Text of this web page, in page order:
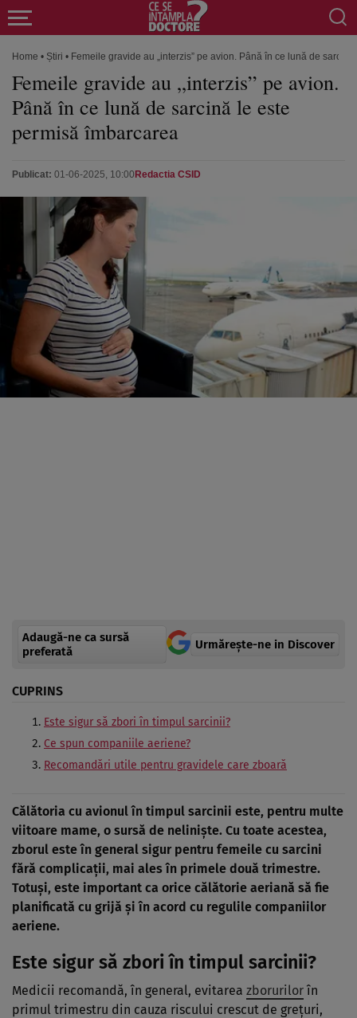
Home • Știri • Femeile gravide au „interzis” pe avion. Până în ce lună de
Femeile gravide au „interzis” pe avion.
Până în ce lună de sarcină le este
permisă îmbarcarea
Publicat: 01-06-2025, 10:00 Redactia CSID
Adaugă-ne ca sursă
preferată
Urmărește-ne in Discover
CUPRINS
Este sigur să zbori în timpul sarcinii?
Ce spun companiile aeriene?
Recomandări utile pentru gravidele care zboară
Călătoria cu avionul în timpul sarcinii este, pentru multe
viitoare mame, o sursă de neliniște. Cu toate acestea,
zborul este în general sigur pentru femeile cu sarcini
fără complicații, mai ales în primele două trimestre.
Totuși, este important ca orice călătorie aeriană să fie
planificată cu grijă și în acord cu regulile companiilor
aeriene.
Este sigur să zbori în timpul sarcinii?
Medicii recomandă, în general, evitarea zborurilor în
primul trimestru din cauza riscului crescut de grețuri,